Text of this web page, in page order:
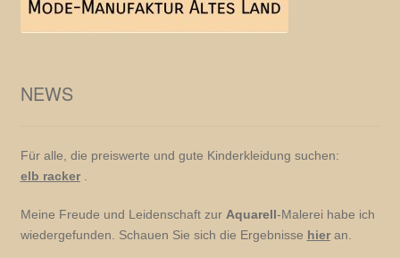
NEWS
Für alle, die preiswerte und gute Kinderkleidung suchen:
elb racker.
Meine Freude und Leidenschaft zur Aquarell-Malerei habe ich
wiedergefunden. Schauen Sie sich die Ergebnisse hieran.